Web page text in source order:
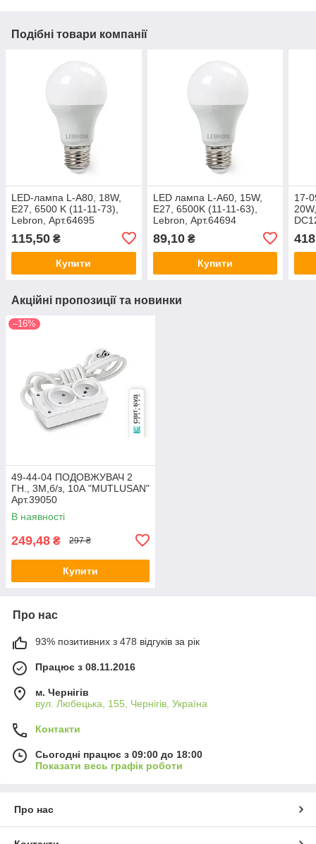
Подібні товари компанії
LED-лампа L-А80, 18W,
Е27, 6500 K (11-11-73),
Lebron, Арт.64695
115,50 ₴
Купити
LED лампа L-А60, 15W,
Е27, 6500K (11-11-63),
Lebron, Арт.64694
89,10₴
Купити
17-
418
Акційні пропозиції та новинки
–16%
49-44-04 ПОДОВЖУВАЧ 2
ГН., 3М,б/з, 10А "MUTLUSAN"
Арт.39050
В наявності
249,48 ₴ 297 ₴
Купити
Про нас
93% позитивних з 478 відгуків за рік
Працює з 08.11.2016
м. Чернігів
вул. Любецька, 155, Чернігів, Україна
Контакти
Сьогодні працює з 09:00 до 18:00
Показати весь графік роботи
Про нас